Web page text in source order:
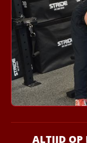
ALTIJD OP